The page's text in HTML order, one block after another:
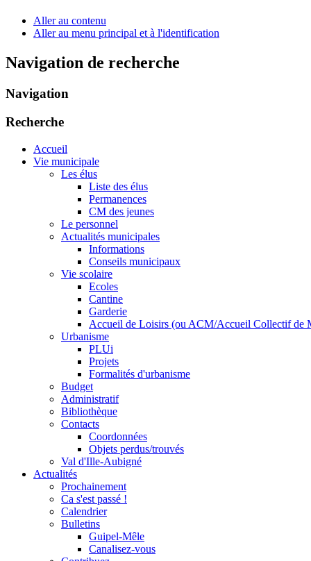
Aller au contenu
Aller au menu principal et à l'identification
Navigation de recherche
Navigation
Recherche
Accueil
Vie municipale
Les élus
Liste des élus
Permanences
CM des jeunes
Le personnel
Actualités municipales
Informations
Conseils municipaux
Vie scolaire
Ecoles
Cantine
Garderie
Accueil de Loisirs (ou ACM/Accueil Collectif de
Urbanisme
PLUi
Projets
Formalités d'urbanisme
Budget
Administratif
Bibliothèque
Contacts
Coordonnées
Objets perdus/trouvés
Val d'Ille-Aubigné
Actualités
Prochainement
Ca s'est passé !
Calendrier
Bulletins
Guipel-Mêle
Canalisez-vous